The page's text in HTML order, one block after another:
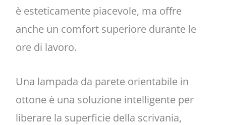
è esteticamente piacevole, ma offre
anche un comfort superiore durante le
ore di lavoro.
Una lampada da parete orientabile in
ottone è una soluzione intelligente per
liberare la superficie della scrivania,